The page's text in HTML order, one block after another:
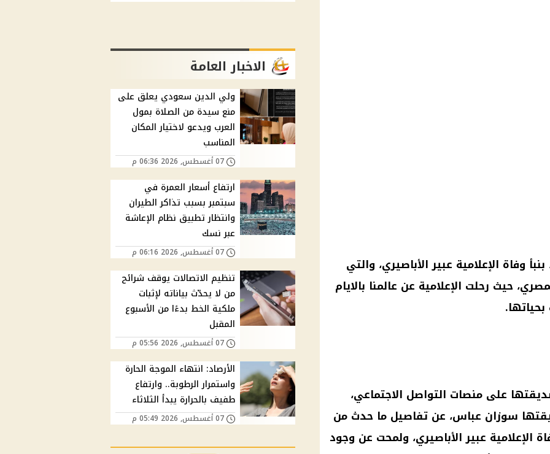
وفاة الإعلامية عبير الأباصيري، والتي
حيث رحلت الإعلامية عن عالمنا بالايام
على منصات التواصل الاجتماعي،
سوزان عباس، عن تفاصيل ما حدث من
عبير الأباصيري، ولمحت عن وجود
الاخبار العامة
ولي الدين سعودي يعلق على
منع سيدة من الصلاة بمول
العرب ويدعو لاختيار المكان
المناسب
07 أغسطس, 2026 06:36 م
ارتفاع أسعار العمرة في
سبتمبر بسبب تذاكر الطيران
وانتظار تطبيق نظام الإعاشة
عبر نسك
07 أغسطس, 2026 06:16 م
تنظيم الاتصالات يوقف شرائح
من لا يحدّث بياناته لإثبات
ملكية الخط بدءًا من الأسبوع
المقبل
07 أغسطس, 2026 05:56 م
الأرصاد: انتهاء الموجة الحارة
واستمرار الرطوبة.. وارتفاع
طفيف بالحرارة يبدأ الثلاثاء
07 أغسطس, 2026 05:49 م